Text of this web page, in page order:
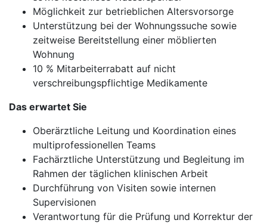
Möglichkeit zur betrieblichen Altersvorsorge
Unterstützung bei der Wohnungssuche sowie
zeitweise Bereitstellung einer möblierten
Wohnung
10 % Mitarbeiterrabatt auf nicht
verschreibungspflichtige Medikamente
Das erwartet Sie
Oberärztliche Leitung und Koordination eines
multiprofessionellen Teams
Fachärztliche Unterstützung und Begleitung im
Rahmen der täglichen klinischen Arbeit
Durchführung von Visiten sowie internen
Supervisionen
Verantwortung für die Prüfung und Korrektur der